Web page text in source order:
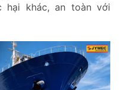
hại khác, an toàn với